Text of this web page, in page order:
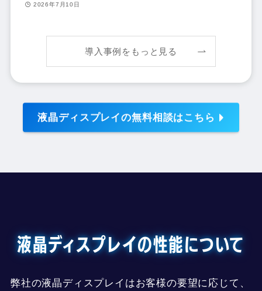
2026年7月10日
導入事例をもっと見る
液晶ディスプレイの無料相談はこちら
液晶ディスプレイの性能について
弊社の液晶ディスプレイはお客様の要望に応じて、